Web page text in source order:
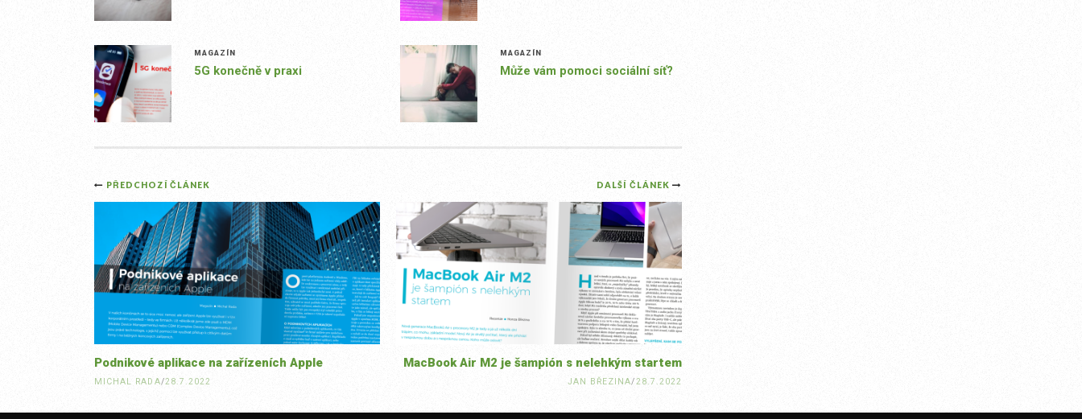
MAGAZÍN
5G konečně v praxi
MAGAZÍN
Může vám pomoci sociální síť?
Post
navigation
DALŠÍ ČLÁNEK
MacBook Air M2 je šampión s nelehkým startem
JAN BŘEZINA/28.7.2022
PŘEDCHOZÍ ČLÁNEK
Podnikové aplikace na zařízeních Apple
MICHAL RADA/28.7.2022